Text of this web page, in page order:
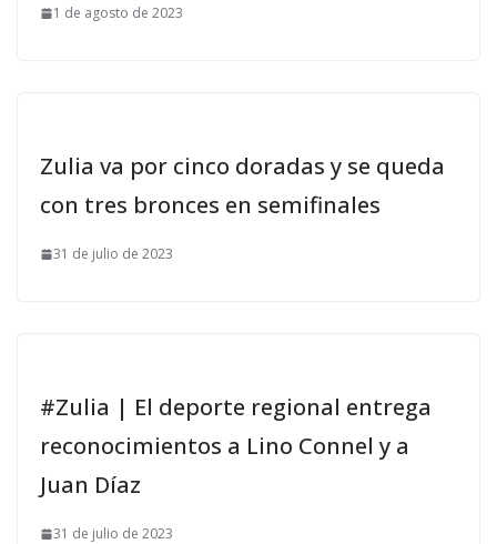
1 de agosto de 2023
Zulia va por cinco doradas y se queda
con tres bronces en semifinales
31 de julio de 2023
#Zulia | El deporte regional entrega
reconocimientos a Lino Connel y a
Juan Díaz
31 de julio de 2023